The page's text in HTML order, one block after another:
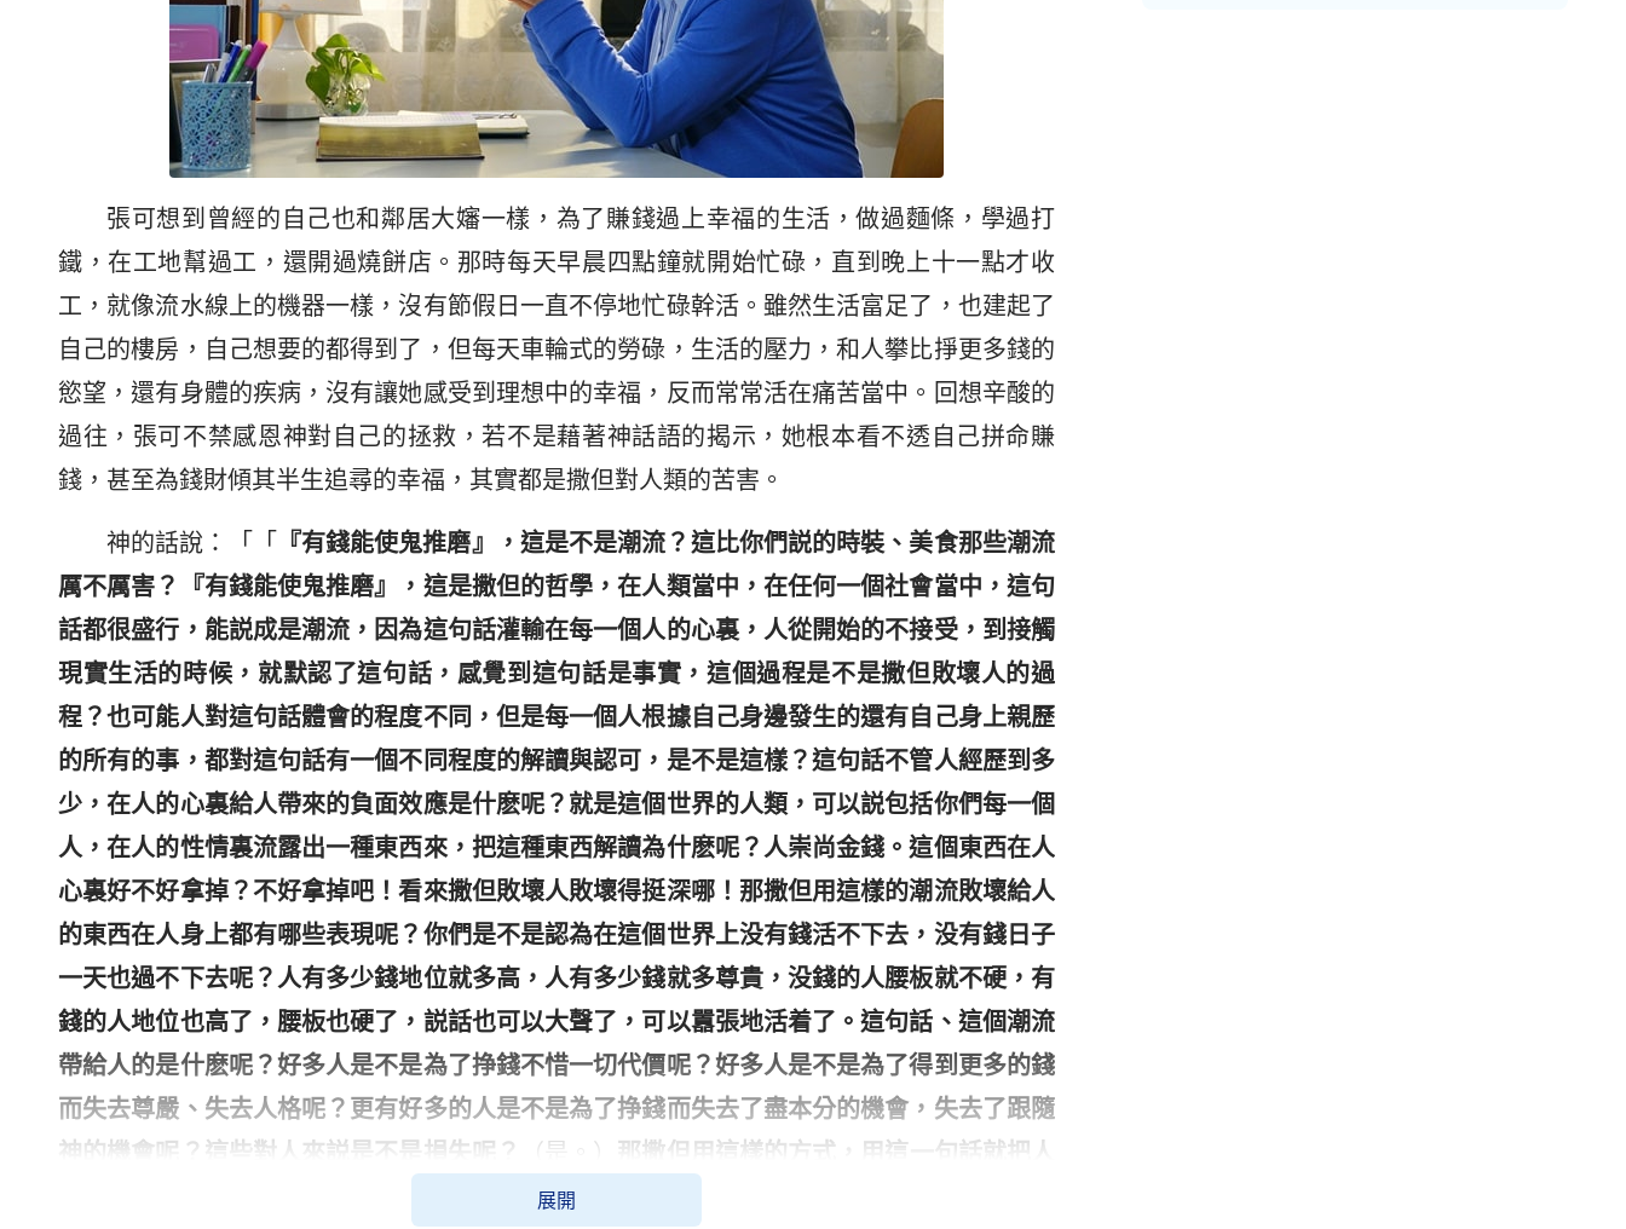
張可想到曾經的自己也和鄰居大嬸一樣，為了賺錢過上幸福的生活，做過麵條，學過打
鐵，在工地幫過工，還開過燒餅店。那時每天早晨四點鐘就開始忙碌，直到晚上十一點才收
工，就像流水線上的機器一樣，沒有節假日一直不停地忙碌幹活。雖然生活富足了，也建起了
自己的樓房，自己想要的都得到了，但每天車輪式的勞碌，生活的壓力，和人攀比掙更多錢的
慾望，還有身體的疾病，沒有讓她感受到理想中的幸福，反而常常活在痛苦當中。回想辛酸的
過往，張可不禁感恩神對自己的拯救，若不是藉著神話語的揭示，她根本看不透自己拼命賺
錢，甚至為錢財傾其半生追尋的幸福，其實都是撒但對人類的苦害。
神的話說：「 「
『有錢能使鬼推磨』，這是不是潮流？這比你們説的時裝、美食那些潮流
厲不厲害？『有錢能使鬼推磨』，這是撒但的哲學，在人類當中，在任何一個社會當中，這句
話都很盛行，能説成是潮流，因為這句話灌輸在每一個人的心裏，人從開始的不接受，到接觸
現實生活的時候，就默認了這句話，感覺到這句話是事實，這個過程是不是撒但敗壞人的過
程？也可能人對這句話體會的程度不同，但是每一個人根據自己身邊發生的還有自己身上親歷
的所有的事，都對這句話有一個不同程度的解讀與認可，是不是這樣？這句話不管人經歷到多
少，在人的心裏給人帶來的負面效應是什麽呢？就是這個世界的人類，可以説包括你們每一個
人，在人的性情裏流露出一種東西來，把這種東西解讀為什麽呢？人崇尚金錢。這個東西在人
心裏好不好拿掉？不好拿掉吧！看來撒但敗壞人敗壞得挺深哪！那撒但用這樣的潮流敗壞給人
的東西在人身上都有哪些表現呢？你們是不是認為在這個世界上没有錢活不下去，没有錢日子
一天也過不下去呢？人有多少錢地位就多高，人有多少錢就多尊貴，没錢的人腰板就不硬，有
錢的人地位也高了，腰板也硬了，説話也可以大聲了，可以囂張地活着了。這句話、這個潮流
帶給人的是什麽呢？好多人是不是為了挣錢不惜一切代價呢？好多人是不是為了得到更多的錢
而失去尊嚴、失去人格呢？更有好多的人是不是為了挣錢而失去了盡本分的機會，失去了跟隨
神的機會呢？這些對人來説是不是損失呢？
（是。） 那撒但用這樣的方式，用這一句話就把人
敗壞到這個程度，撒但的用心是不是險惡啊？這招是不是很惡毒啊？就流行這麽一句話，從你
展開